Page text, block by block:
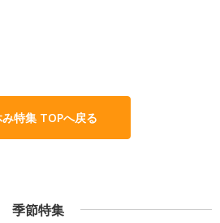
特集 TOPへ戻る
季節特集